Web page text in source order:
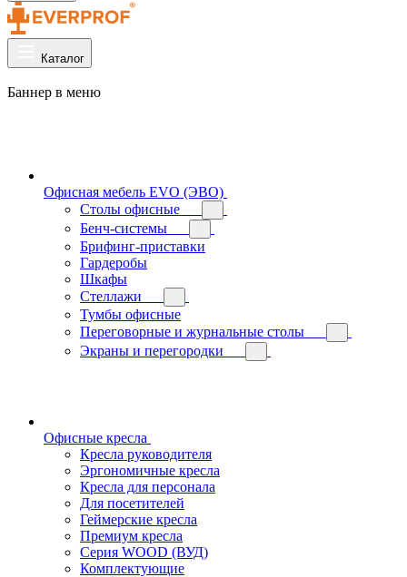
Каталог
Баннер в меню
Офисная мебель EVO (ЭВО)
Cтолы офисные
Бенч-системы
Брифинг-приставки
Гардеробы
Шкафы
Стеллажи
Тумбы офисные
Переговорные и журнальные столы
Экраны и перегородки
Офисные кресла
Кресла руководителя
Эргономичные кресла
Кресла для персонала
Для посетителей
Геймерские кресла
Премиум кресла
Серия WOOD (ВУД)
Комплектующие